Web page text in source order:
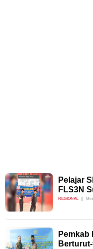
Pelajar
FLS3N
REGIONAL
Pemkab